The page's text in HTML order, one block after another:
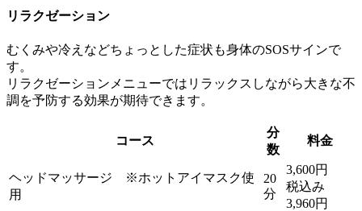
リラクゼーション
むくみや冷えなどちょっとした症状も身体のSOSサインで
す
リラクゼーションメニューではリラックスしながら大きな不
調を予防する効果が期待できます。
コース
分
数
料金
ヘッドマッサージ ※ホットアイマスク使
用
20
分
3,600円
税込み
3,960円